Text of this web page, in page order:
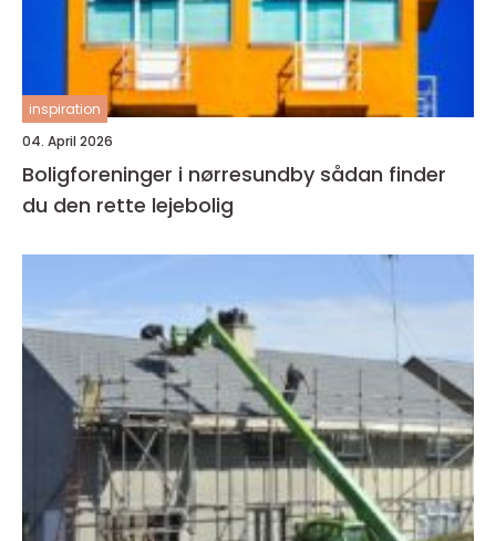
inspiration
04. April 2026
Boligforeninger i nørresundby sådan finder
du den rette lejebolig